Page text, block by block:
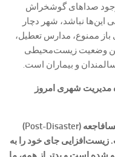
وجود صداهای گوشخراش
این‌ها نباشد، شهر دچار
ممنوع، مدارس تعطیل،
وضعیت زیست‌محیطی
و بیماران است.
شهری امروز
ما در ایران در مرحله‌ای هستیم که پسافاجعه (Post-Disaster)
زیست‌افزایی جای خود را به